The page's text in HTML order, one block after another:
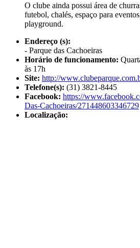
O clube ainda possui área de
futebol, chalés, espaço para
playground.
Endereço (s):
- Parque das Cachoeiras
Horário de funcionamento:
às 17h
Site: http://
Telefone(s): (31) 3821-8445
Facebook: https://
Das-Cachoeiras/271448603346729
Localização: